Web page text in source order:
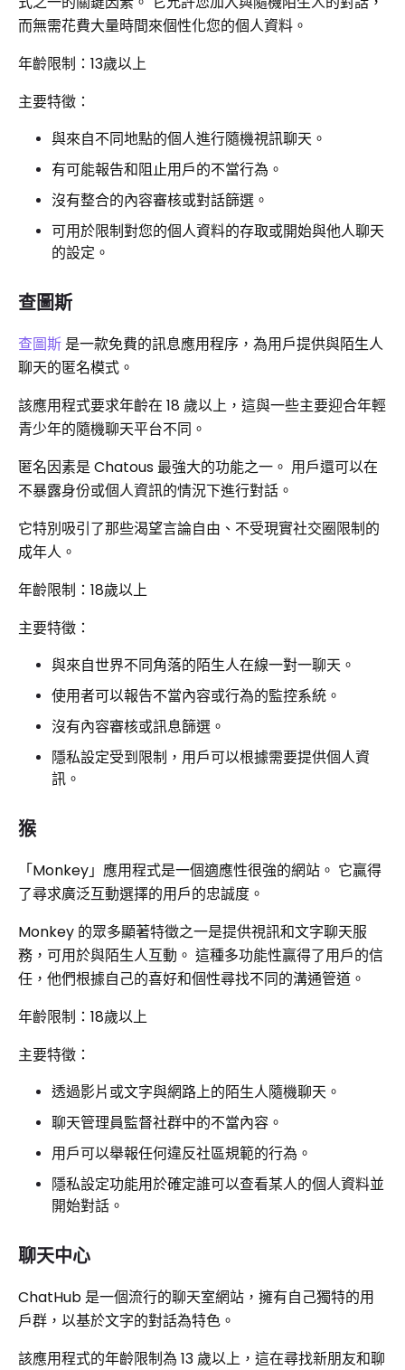
而無需花費大量時間來個性化您的個人資料。
年齡限制：13歲以上
主要特徵：
與來自不同地點的個人進行隨機視訊聊天。
有可能報告和阻止用戶的不當行為。
沒有整合的內容審核或對話篩選。
可用於限制對您的個人資料的存取或開始與他人聊天
的設定。
查圖斯
查圖斯是一款免費的訊息應用程序，為用戶提供與陌生人
聊天的匿名模式。
該應用程式要求年齡在 18 歲以上，這與一些主要迎合年輕
青少年的隨機聊天平台不同。
匿名因素是 Chatous 最強大的功能之一。 用戶還可以在
不暴露身份或個人資訊的情況下進行對話。
它特別吸引了那些渴望言論自由、不受現實社交圈限制的
成年人。
年齡限制：18歲以上
主要特徵：
與來自世界不同角落的陌生人在線一對一聊天。
使用者可以報告不當內容或行為的監控系統。
沒有內容審核或訊息篩選。
隱私設定受到限制，用戶可以根據需要提供個人資
訊。
猴
「Monkey」應用程式是一個適應性很強的網站。 它贏得
了尋求廣泛互動選擇的用戶的忠誠度。
Monkey 的眾多顯著特徵之一是提供視訊和文字聊天服
務，可用於與陌生人互動。 這種多功能性贏得了用戶的信
任，他們根據自己的喜好和個性尋找不同的溝通管道。
年齡限制：18歲以上
主要特徵：
透過影片或文字與網路上的陌生人隨機聊天。
聊天管理員監督社群中的不當內容。
用戶可以舉報任何違反社區規範的行為。
隱私設定功能用於確定誰可以查看某人的個人資料並
開始對話。
聊天中心
ChatHub 是一個流行的聊天室網站，擁有自己獨特的用
戶群，以基於文字的對話為特色。
該應用程式的年齡限制為 13 歲以上，這在尋找新朋友和聊